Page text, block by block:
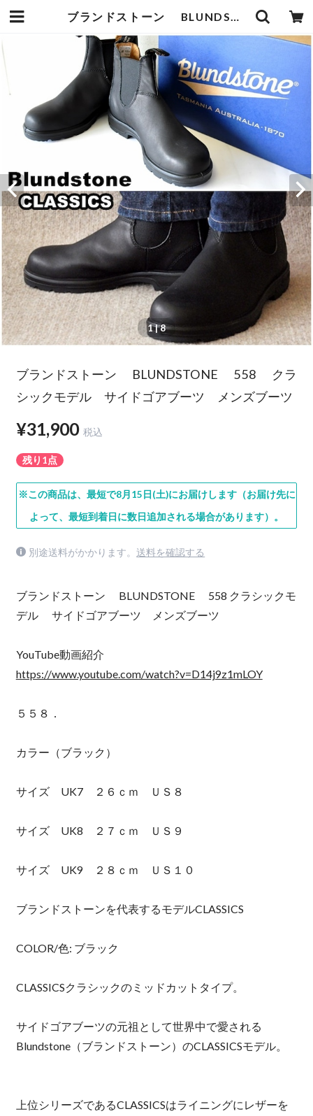
ブランドストーン BLUNDSTONE 558 クラシックモデル サイドゴアブーツ メンズブーツ | bluelineshop
1| 8
ブランドストーン BLUNDSTONE 558 クラ
シックモデル サイドゴアブーツ メンズブーツ
¥31,900 税込
残り1点
※この商品は、最短で8月15日(土)にお届けします（お届け先に
よって、最短到着日に数日追加される場合があります）。
別途送料がかかります。 送料を確認する
ブランドストーン BLUNDSTONE 558 クラシックモ
デル サイドゴアブーツ メンズブーツ
YouTube動画紹介
https://www.youtube.com/watch?v=D14j9z1mLOY
５５８．
カラー（ブラック）
サイズ UK7 ２６ｃｍ ＵＳ８
サイズ UK8 ２７ｃｍ ＵＳ９
サイズ UK9 ２８ｃｍ ＵＳ１０
ブランドストーンを代表するモデルCLASSICS
COLOR/色: ブラック
CLASSICSクラシックのミッドカットタイプ。
サイドゴアブーツの元祖として世界中で愛される
Blundstone（ブランドストーン）のCLASSICSモデル。
上位シリーズであるCLASSICSはライニングにレザーを